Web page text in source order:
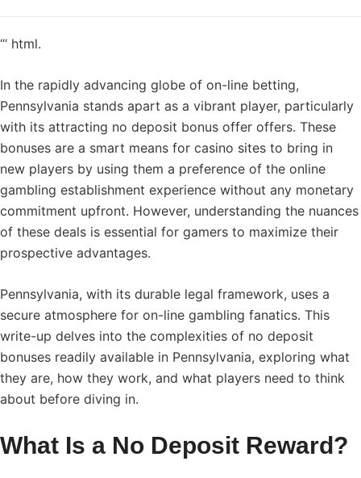
“‘ html.
In the rapidly advancing globe of on-line betting,
Pennsylvania stands apart as a vibrant player, particularly
with its attracting no deposit bonus offer offers. These
bonuses are a smart means for casino sites to bring in
new players by using them a preference of the online
gambling establishment experience without any monetary
commitment upfront. However, understanding the nuances
of these deals is essential for gamers to maximize their
prospective advantages.
Pennsylvania, with its durable legal framework, uses a
secure atmosphere for on-line gambling fanatics. This
write-up delves into the complexities of no deposit
bonuses readily available in Pennsylvania, exploring what
they are, how they work, and what players need to think
about before diving in.
What Is a No Deposit Reward?